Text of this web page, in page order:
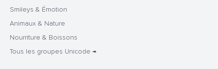
Smileys & Émotion
Animaux & Nature
Nourriture & Boissons
Tous les groupes Unicode →